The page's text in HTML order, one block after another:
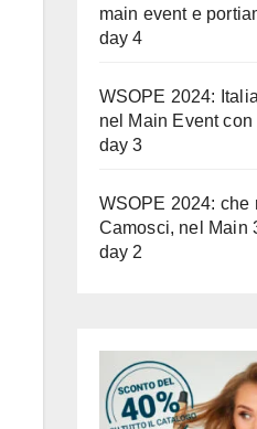
main event e
day 4
WSOPE 2024:
nel Main Event con
day 3
WSOPE 2024: che
Camosci, nel Main
day 2